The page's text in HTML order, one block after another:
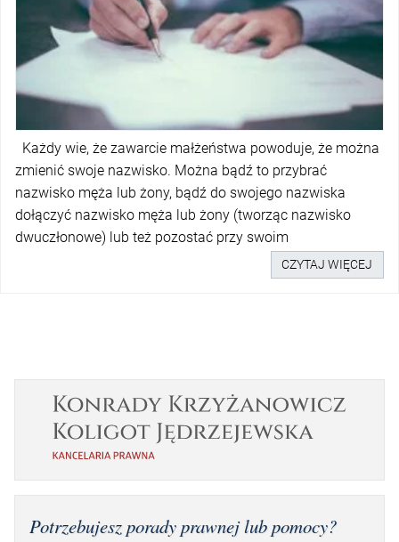
Każdy wie, że zawarcie małżeństwa powoduje, że można
zmienić swoje nazwisko. Można bądź to przybrać
nazwisko męża lub żony, bądź do swojego nazwiska
dołączyć nazwisko męża lub żony (tworząc nazwisko
dwuczłonowe) lub też pozostać przy swoim
CZYTAJ WIĘCEJ
Potrzebujesz porady prawnej lub pomocy?